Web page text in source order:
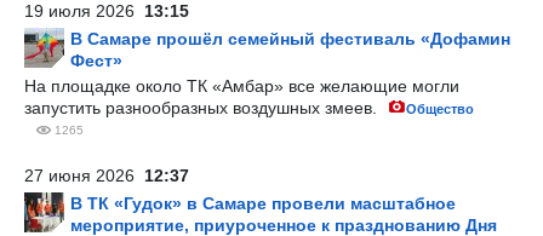
19 июля 2026 13:15
В Самаре прошёл семейный фестиваль «Дофамин
Фест»
На площадке около ТК «Амбар» все желающие могли
запустить разнообразных воздушных змеев.
Общество
1265
27 июня 2026 12:37
В ТК «Гудок» в Самаре провели масштабное
мероприятие, приуроченное к празднованию Дня